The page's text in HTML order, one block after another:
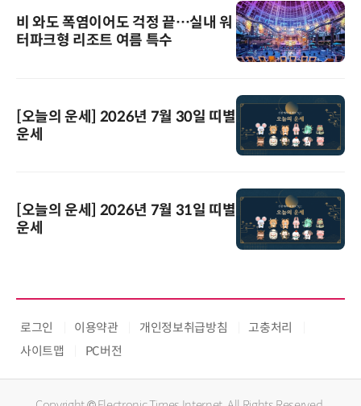
비 와도 폭염이어도 걱정 끝…실내 워
터파크형 리조트 여름 특수
[오늘의 운세] 2026년 7월 30일 띠별
운세
[오늘의 운세] 2026년 7월 31일 띠별
운세
로그인 이용약관 개인정보취급방침
고충처리
사이트맵
PC버전